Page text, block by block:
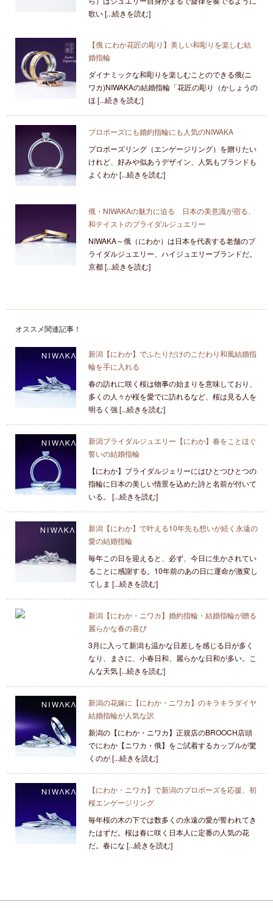
歌い [...続きを読む]
【俄 にわか花匠の彫り】美しい和彫りを楽しむ結
婚指輪
ダイナミックな和彫りを楽しむことのできる俄(ニ
ワカ)NIWAKAの結婚指輪「花匠の彫り（かしょうの
ほ [...続きを読む]
プロポーズにも婚約指輪にも人気のNIWAKA
プロポーズリング（エンゲージリング）を贈りたい
けれど、好みや似あうデザイン、人気もブランドも
よくわか [...続きを読む]
俄・NIWAKAの魅力に迫る 日本の美意識が宿る、
和テイストのブライダルジュエリー
NIWAKA～俄（にわか）は日本を代表する老舗のブ
ライダルジュエリー、ハイジュエリーブランドだ。
京都 [...続きを読む]
オススメ関連記事！
新潟【にわか】でふたりだけのこだわり和風結婚指
輪を手に入れる
春の訪れに咲く桜は物事の始まりを意味しており、
多くの人々が桜を愛でに訪れるなど、桜は見る人を
明るく強 [...続きを読む]
新潟ブライダルジュエリー【にわか】春をことほぐ
誓いの結婚指輪
【にわか】ブライダルジェリーにはひとつひとつの
指輪に日本の美しい情景を込めた詩と名前が付いて
いる。 [...続きを読む]
新潟【にわか】で叶える10年先も想いが続く永遠の
愛の結婚指輪
毎年この日を迎えると、必ず、今日に生かされてい
ることに感謝する。10年前のあの日に運命が激変し
てしま [...続きを読む]
新潟【にわか・ニワカ】婚約指輪・結婚指輪が贈る
麗らかな春の喜び
3月に入って新潟も温かな日差しを感じる日が多く
なり、まさに、小春日和、麗らかな日和が多い。こ
んな天気 [...続きを読む]
新潟の花嫁に【にわか・ニワカ】のキラキラダイヤ
結婚指輪が人気な訳
新潟の【にわか・ニワカ】正規店のBROOCH店頭
でにわか【ニワカ・俄】をご試着するカップルが驚
くのが [...続きを読む]
【にわか・ニワカ】で新潟のプロポーズを応援、初
桜エンゲージリング
毎年桜の木の下では数多くの永遠の愛が誓われてき
たはずだ。桜は春に咲く日本人に定番の人気の花
だ。春にな [...続きを読む]